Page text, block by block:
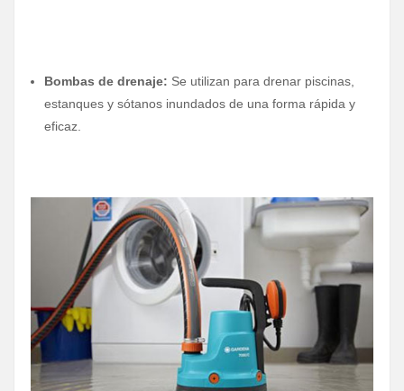
Bombas de drenaje: Se utilizan para drenar piscinas,
estanques y sótanos inundados de una forma rápida y
eficaz.